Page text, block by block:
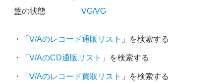
盤の状態
VG/VG
・「 V/Aのレコード通販リスト 」を検索する
・「 V/AのCD通販リスト 」を検索する
・「 V/Aのレコード買取リスト 」を検索する